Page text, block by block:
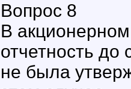
Вопрос 8
В
отчетность до
не была